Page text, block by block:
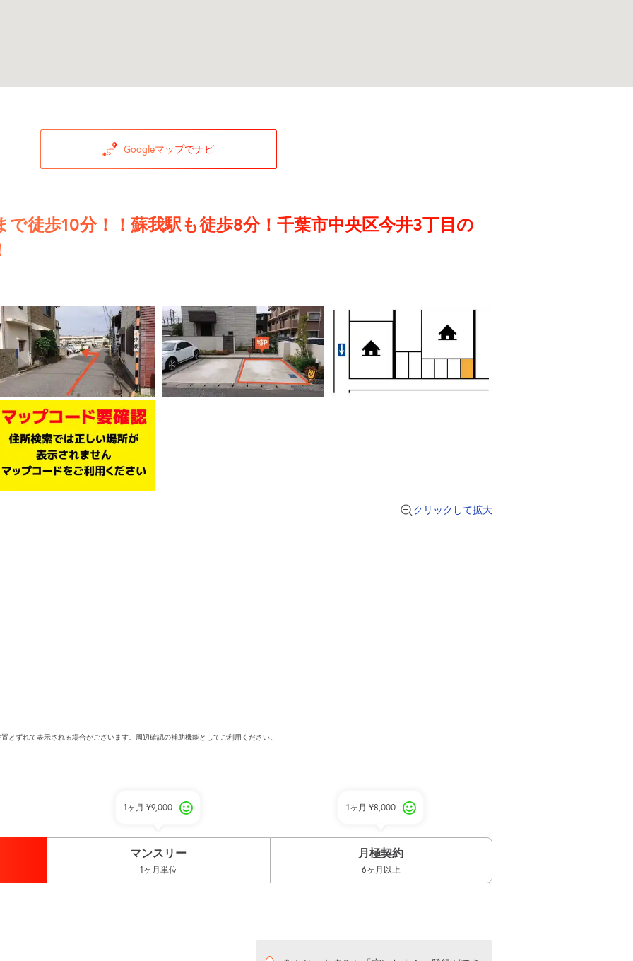
Googleマップでナビ
徒歩10分！！蘇我駅も徒歩8分！千葉市中央区今井3丁目の
クリックして拡大
とずれて表示される場合がございます。周辺確認の補助機能としてご利用ください。
1ヶ月 ¥9,000
マンスリー
1ヶ月単位
1ヶ月 ¥8,000
月極契約
6ヶ月以上